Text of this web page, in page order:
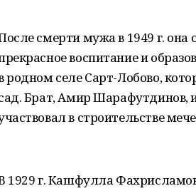
смерти мужа в 1949 г.
воспитание и
родном селе Сарт-Лобово,
Брат, Амир Шарафутдинов,
в строительстве
1929 г. Кашфулла